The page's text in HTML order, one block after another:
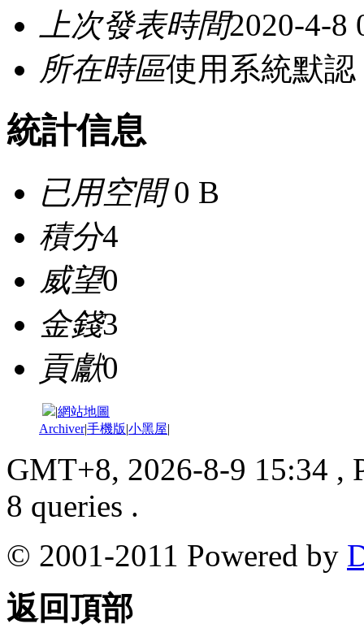
上次發表時間2020-4-8
所在時區使用系統默認
統計信息
已用空間0 B
積分4
威望0
金錢3
貢獻0
|網站地圖
Archiver|手機版|小黑屋|
GMT+8, 2026-8-9 15:34 ,
8 queries .
© 2001-2011 Powered by
返回頂部